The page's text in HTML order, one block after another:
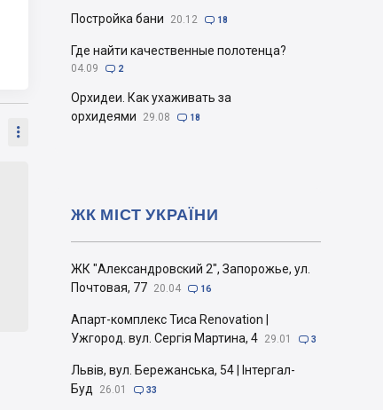

Постройка бани 20.12  18
Где найти качественные полотенца?
04.09  2
Орхидеи. Как ухаживать за
орхидеями
29.08  18
ЖК "Александровский 2", Запорожье, ул.
Почтовая, 77 20.04  16
Апарт-комплекс Тиса Renovation |
Ужгород. вул. Сергія Мартина, 4 29.01  3
Львів, вул. Бережанська, 54 | Інтергал-
Буд
26.01  33
ЖК МІСТ УКРАЇНИ